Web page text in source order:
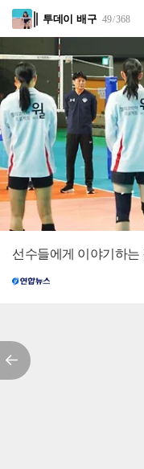
투데이 배구 49/368
선수들에게 이야기하는